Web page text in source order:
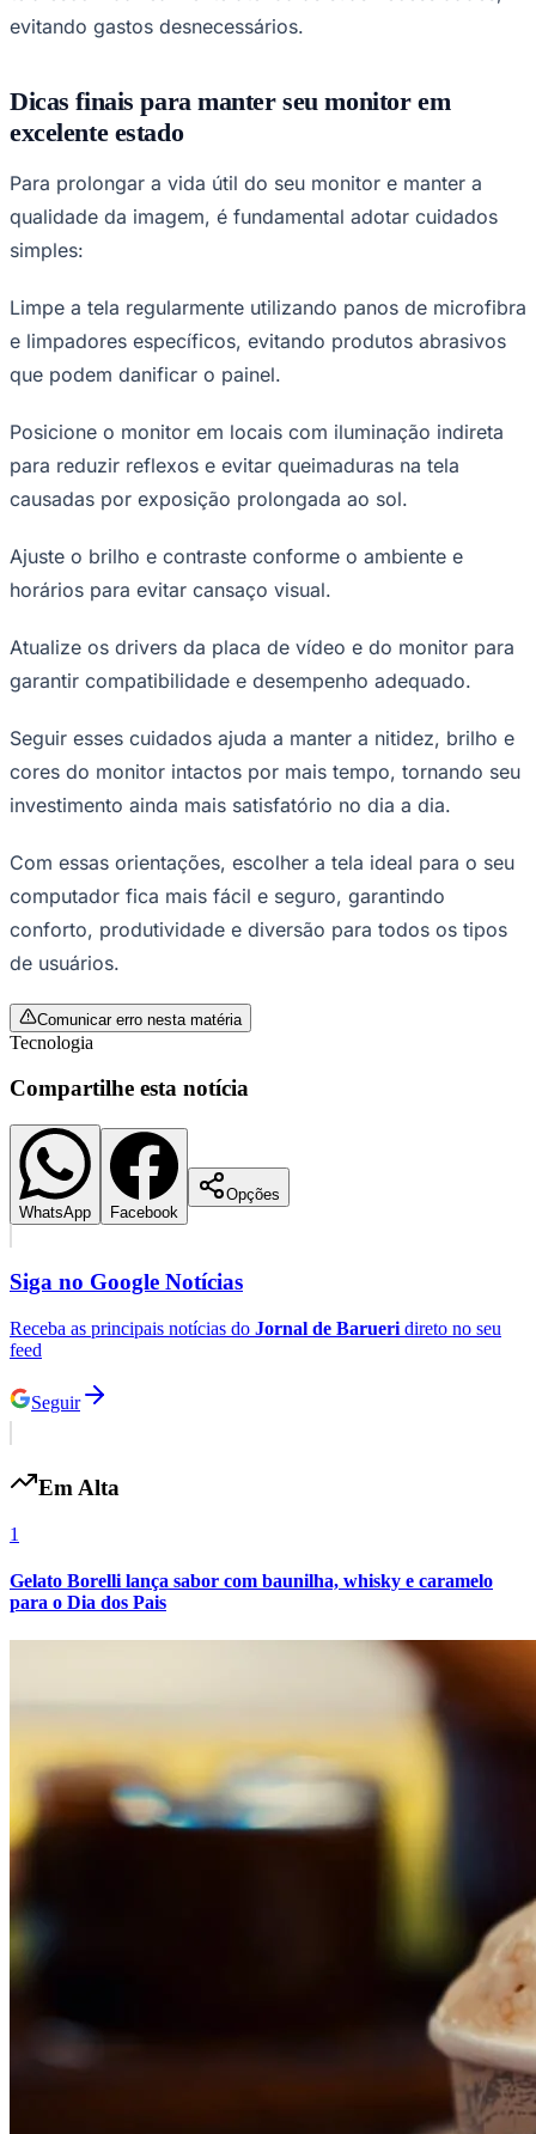
Botafogo
Internacional
Atlético-MG
evitando gastos desnecessários.
Dicas finais para manter seu monitor em
excelente estado
Para prolongar a vida útil do seu monitor e manter a
qualidade da imagem, é fundamental adotar cuidados
simples:
Limpe a tela regularmente utilizando panos de microfibra
e limpadores específicos, evitando produtos abrasivos
que podem danificar o painel.
Posicione o monitor em locais com iluminação indireta
para reduzir reflexos e evitar queimaduras na tela
causadas por exposição prolongada ao sol.
Ajuste o brilho e contraste conforme o ambiente e
horários para evitar cansaço visual.
Atualize os drivers da placa de vídeo e do monitor para
garantir compatibilidade e desempenho adequado.
Seguir esses cuidados ajuda a manter a nitidez, brilho e
cores do monitor intactos por mais tempo, tornando seu
investimento ainda mais satisfatório no dia a dia.
Com essas orientações, escolher a tela ideal para o seu
computador fica mais fácil e seguro, garantindo
conforto, produtividade e diversão para todos os tipos
de usuários.
Comunicar erro nesta matéria
Tecnologia
Compartilhe esta notícia
WhatsApp Facebook
Opções
Siga no Google Notícias
Receba as principais notícias do Jornal de Barueri direto no seu
feed
Seguir
Em Alta
1
Gelato Borelli lança sabor com baunilha, whisky e caramelo
para o Dia dos Pais